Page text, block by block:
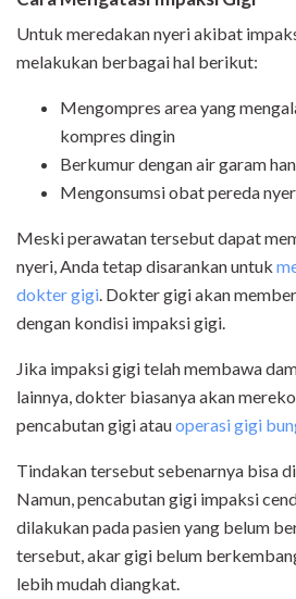
Untuk meredakan nyeri akibat
melakukan berbagai hal berikut:
Mengompres area yang
kompres dingin
Berkumur dengan air garam
Mengonsumsi obat pereda
Meski perawatan tersebut dapat
nyeri, Anda tetap disarankan untuk
dokter gigi. Dokter gigi akan
dengan kondisi impaksi gigi.
Jika impaksi gigi telah membawa
lainnya, dokter biasanya akan
pencabutan gigi atauoperasi gigi
Tindakan tersebut sebenarnya bisa
Namun, pencabutan gigi impaksi
dilakukan pada pasien yang belum
tersebut, akar gigi belum
lebih mudah diangkat.